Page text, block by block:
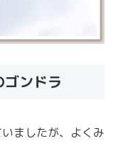
ンドラ
ましたが、よくみ